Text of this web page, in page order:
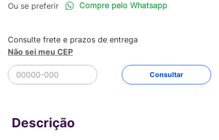
Compre pelo Whatsapp
Não sei meu CEP
R$94,90
47